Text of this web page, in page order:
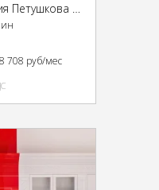
708 руб/мес